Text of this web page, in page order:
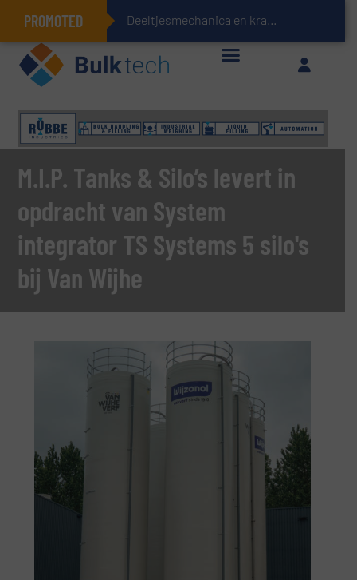
PROMOTED Deeltjesmechanica en krachtnetwerken in s
Geïntegreerde doserings- en weegsystemen: Efficiëntie, kwaliteit en duurzaamheid in één oogopslag
M.I.P. Tanks & Silo’s levert in
opdracht van System
integrator TS Systems 5 silo's
bij Van Wijhe